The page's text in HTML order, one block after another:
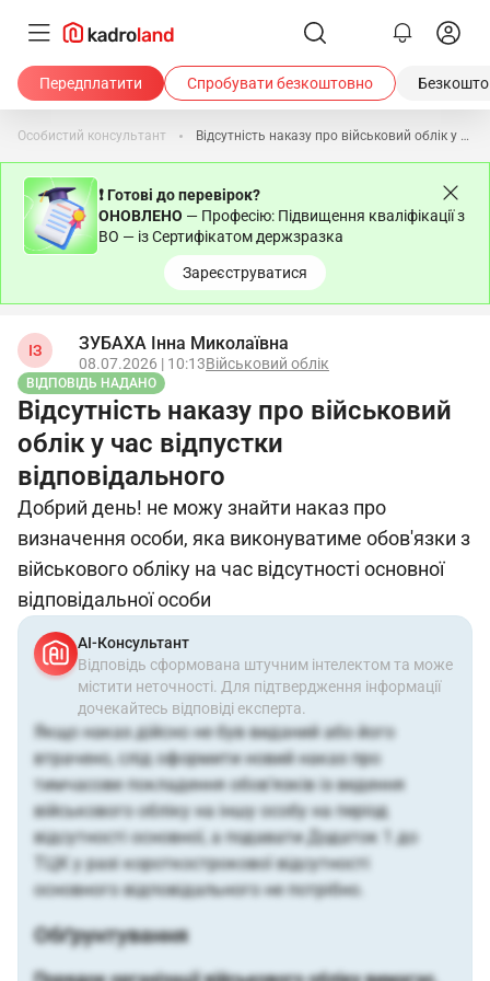
Передплатити Спробувати безкоштовно
Особистий консультант Відсутність наказу про військовий облік у час відпустки відповідального
❗ Готові до перевірок?
ОНОВЛЕНО — Професію: Підвищення кваліфікації з
ВО — із Сертифікатом держзразка
Зареєструватися
ІЗ ЗУБАХА Інна Миколаївна
08.07.2026 | 10:13Військовий облік
ВІДПОВІДЬ НАДАНО
Відсутність наказу про військовий
облік у час відпустки
відповідального
Добрий день! не можу знайти наказ про
визначення особи, яка виконуватиме обов'язки з
військового обліку на час відсутності основної
відповідальної особи
АІ-Консультант
Відповідь сформована штучним інтелектом та може
містити неточності. Для підтвердження інформації
дочекайтесь відповіді експерта.
Якщо наказ дійсно не був виданий або його
втрачено, слід оформити новий наказ про
тимчасове покладення обов’язків із ведення
військового обліку на іншу особу на період
відсутності основної, а подавати Додаток 1 до
ТЦК у разі короткострокової відсутності
основного відповідального не потрібно.
Обґрунтування